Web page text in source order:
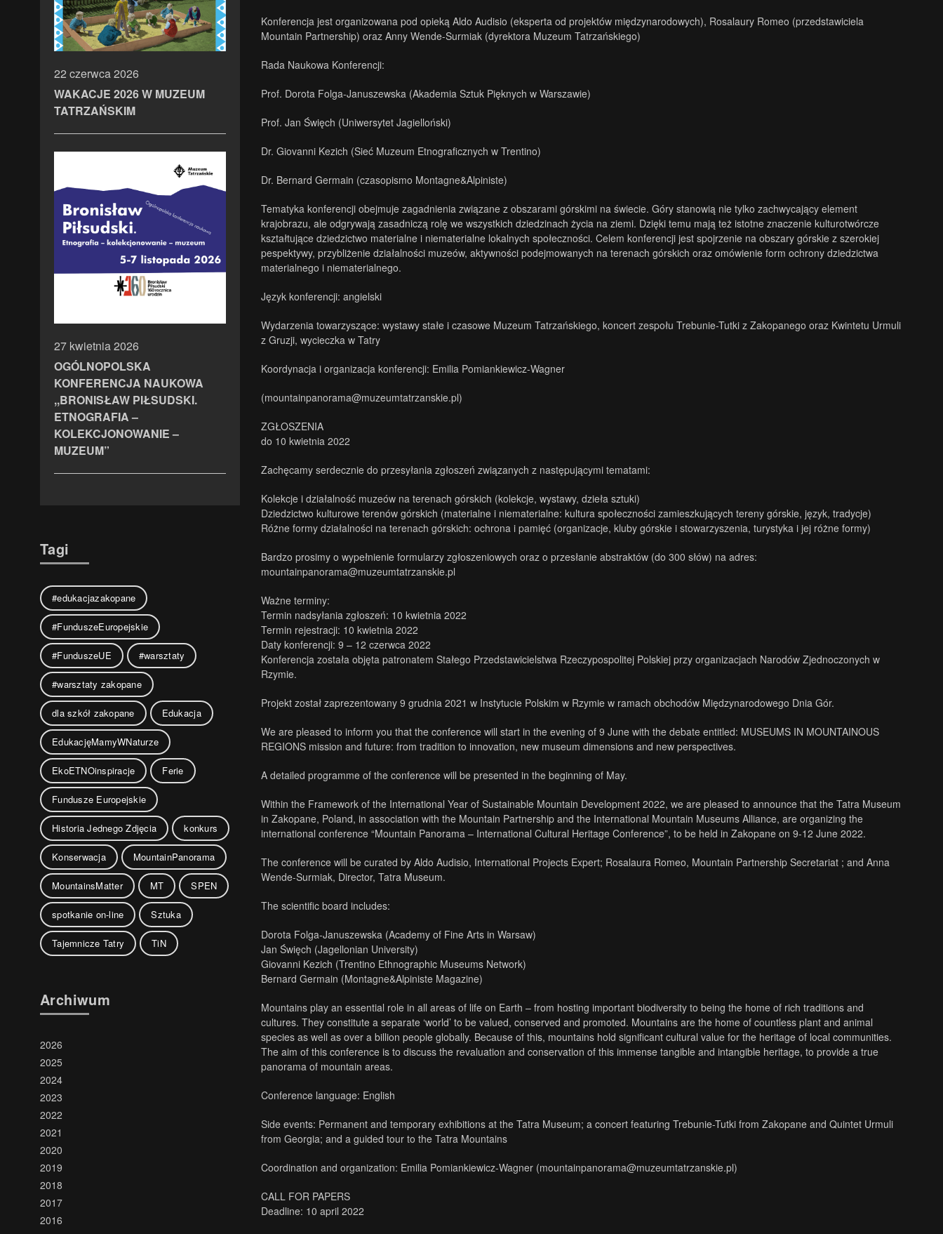
Konferencja jest organizowana pod opieką Aldo Audisio (eksperta od projektów międzynarodowych), Rosalaury Romeo (przedstawiciela
Mountain Partnership) oraz Anny Wende-Surmiak (dyrektora Muzeum Tatrzańskiego)
Rada Naukowa Konferencji:
Prof. Dorota Folga-Januszewska (Akademia Sztuk Pięknych w Warszawie)
Prof. Jan Święch (Uniwersytet Jagielloński)
Dr. Giovanni Kezich (Sieć Muzeum Etnograficznych w Trentino)
Dr. Bernard Germain (czasopismo Montagne&Alpiniste)
Tematyka konferencji obejmuje zagadnienia związane z obszarami górskimi na świecie. Góry stanowią nie tylko zachwycający element
krajobrazu, ale odgrywają zasadniczą rolę we wszystkich dziedzinach życia na ziemi. Dzięki temu mają też istotne znaczenie kulturotwórcze
kształtujące dziedzictwo materialne i niematerialne lokalnych społeczności. Celem konferencji jest spojrzenie na obszary górskie z szerokiej
pespektywy, przybliżenie działalności muzeów, aktywności podejmowanych na terenach górskich oraz omówienie form ochrony dziedzictwa
materialnego i niematerialnego.
Język konferencji: angielski
Wydarzenia towarzyszące: wystawy stałe i czasowe Muzeum Tatrzańskiego, koncert zespołu Trebunie-Tutki z Zakopanego oraz Kwintetu Urmuli
z Gruzji, wycieczka w Tatry
Koordynacja i organizacja konferencji: Emilia Pomiankiewicz-Wagner
(mountainpanorama@muzeumtatrzanskie.pl)
ZGŁOSZENIA
do 10 kwietnia 2022
Zachęcamy serdecznie do przesyłania zgłoszeń związanych z następującymi tematami:
Kolekcje i działalność muzeów na terenach górskich (kolekcje, wystawy, dzieła sztuki)
Dziedzictwo kulturowe terenów górskich (materialne i niematerialne: kultura społeczności zamieszkujących tereny górskie, język, tradycje)
Różne formy działalności na terenach górskich: ochrona i pamięć (organizacje, kluby górskie i stowarzyszenia, turystyka i jej różne formy)
Bardzo prosimy o wypełnienie formularzy zgłoszeniowych oraz o przesłanie abstraktów (do 300 słów) na adres:
mountainpanorama@muzeumtatrzanskie.pl
Ważne terminy:
Termin nadsyłania zgłoszeń: 10 kwietnia 2022
Termin rejestracji: 10 kwietnia 2022
Daty konferencji: 9 – 12 czerwca 2022
Konferencja została objęta patronatem Stałego Przedstawicielstwa Rzeczypospolitej Polskiej przy organizacjach Narodów Zjednoczonych w
Rzymie.
Projekt został zaprezentowany 9 grudnia 2021 w Instytucie Polskim w Rzymie w ramach obchodów Międzynarodowego Dnia Gór.
We are pleased to inform you that the conference will start in the evening of 9 June with the debate entitled: MUSEUMS IN MOUNTAINOUS
REGIONS mission and future: from tradition to innovation, new museum dimensions and new perspectives.
A detailed programme of the conference will be presented in the beginning of May.
Within the Framework of the International Year of Sustainable Mountain Development 2022, we are pleased to announce that the Tatra Museum
in Zakopane, Poland, in association with the Mountain Partnership and the International Mountain Museums Alliance, are organizing the
international conference “Mountain Panorama – International Cultural Heritage Conference”, to be held in Zakopane on 9-12 June 2022.
The conference will be curated by Aldo Audisio, International Projects Expert; Rosalaura Romeo, Mountain Partnership Secretariat ; and Anna
Wende-Surmiak, Director, Tatra Museum.
The scientific board includes:
Dorota Folga-Januszewska (Academy of Fine Arts in Warsaw)
Jan Święch (Jagellonian University)
Giovanni Kezich (Trentino Ethnographic Museums Network)
Bernard Germain (Montagne&Alpiniste Magazine)
Mountains play an essential role in all areas of life on Earth – from hosting important biodiversity to being the home of rich traditions and
cultures. They constitute a separate ‘world’ to be valued, conserved and promoted. Mountains are the home of countless plant and animal
species as well as over a billion people globally. Because of this, mountains hold significant cultural value for the heritage of local communities.
The aim of this conference is to discuss the revaluation and conservation of this immense tangible and intangible heritage, to provide a true
panorama of mountain areas.
Conference language: English
Side events: Permanent and temporary exhibitions at the Tatra Museum; a concert featuring Trebunie-Tutki from Zakopane and Quintet Urmuli
from Georgia; and a guided tour to the Tatra Mountains
Coordination and organization: Emilia Pomiankiewicz-Wagner (mountainpanorama@muzeumtatrzanskie.pl)
CALL FOR PAPERS
Deadline: 10 april 2022
22 czerwca 2026
WAKACJE 2026 W MUZEUM
TATRZAŃSKIM
27 kwietnia 2026
OGÓLNOPOLSKA
KONFERENCJA NAUKOWA
,,BRONISŁAW PIŁSUDSKI.
ETNOGRAFIA –
KOLEKCJONOWANIE –
MUZEUM”
Tagi
#edukacjazakopane
#FunduszeEuropejskie
#FunduszeUE #warsztaty
#warsztaty zakopane
dla szkół zakopane Edukacja
EdukacjęMamyWNaturze
EkoETNOinspiracje Ferie
Fundusze Europejskie
Historia Jednego Zdjęcia konkurs
Konserwacja MountainPanorama
MountainsMatter MT SPEN
spotkanie on-line Sztuka
Tajemnicze Tatry TiN
Archiwum
2026
2025
2024
2023
2022
2021
2020
2019
2018
2017
2016